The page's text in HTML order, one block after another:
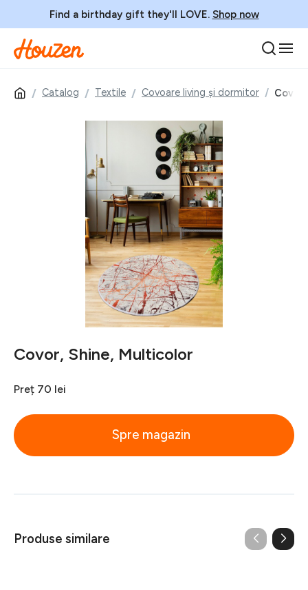
Find a birthday gift they'll LOVE. Shop now
Catalog Textile Covoare living și dormitor
Covor, Shine, Multicolor
Preț 70 lei
Spre magazin
Produse similare